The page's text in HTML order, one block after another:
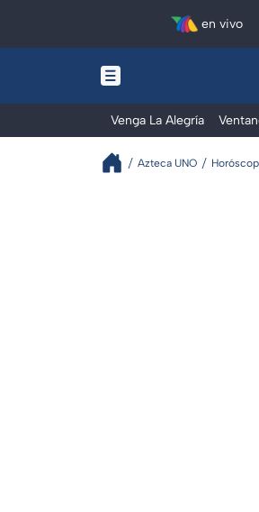
en vivo
Venga La Alegría
Azteca UNO